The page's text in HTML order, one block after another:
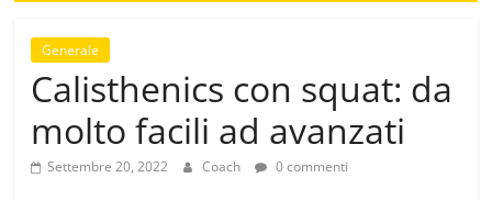
Generale
Calisthenics con squat: da
molto facili ad avanzati
Settembre 20, 2022 Coach 0 commenti